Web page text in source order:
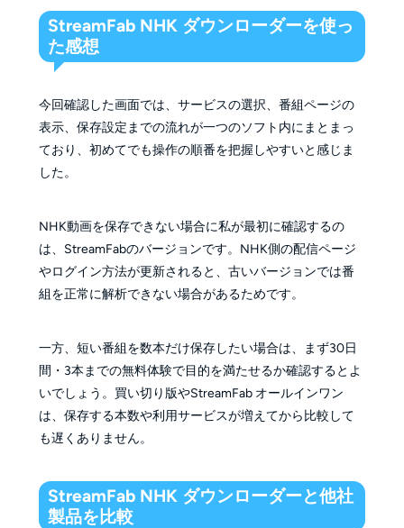
StreamFab NHK ダウンローダーを使っ
た感想
今回確認した画面では、サービスの選択、番組ページの
表示、保存設定までの流れが一つのソフト内にまとまっ
ており、初めてでも操作の順番を把握しやすいと感じま
した。
NHK動画を保存できない場合に私が最初に確認するの
は、StreamFabのバージョンです。NHK側の配信ページ
やログイン方法が更新されると、古いバージョンでは番
組を正常に解析できない場合があるためです。
一方、短い番組を数本だけ保存したい場合は、まず30日
間・3本までの無料体験で目的を満たせるか確認するとよ
いでしょう。買い切り版やStreamFab オールインワン
は、保存する本数や利用サービスが増えてから比較して
も遅くありません。
StreamFab NHK ダウンローダーと他社
製品を比較